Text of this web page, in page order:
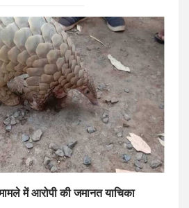
में आरोपी की जमानत याचिका